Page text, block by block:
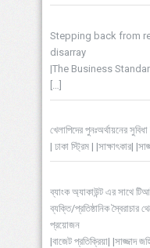
Stepping back from
disarray
|The Business
[…]
খেলাপিদের পুনঃঅর্থায়নের
| ঢাকা স্ট্রিম | |সাক্ষাৎকার|
ব্যাংক অ্যাকাউন্ট এর সাথে
ব্যক্তি/প্রতিষ্ঠানিক
প্রয়োজন
|বাজেট প্রতিক্রিয়া| |সাজ্জাদ